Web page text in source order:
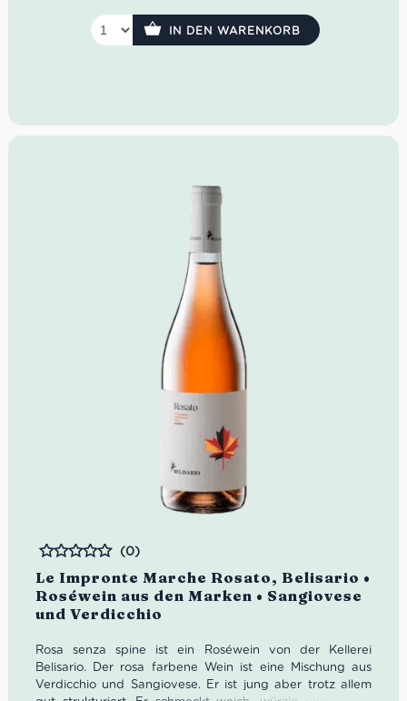
Idealer Versandkarton: 21 Flaschen
IN DEN WARENKORB
Le Impronte Marche Rosato, Belisario •
Roséwein aus den Marken • Sangiovese
und Verdicchio
Bewertet
(0)
Rosa senza spine ist ein Roséwein von der Kellerei
Belisario. Der rosa farbene Wein ist eine Mischung aus
Verdicchio und Sangiovese. Er ist jung aber trotz allem